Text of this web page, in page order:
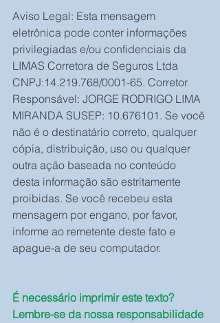
Aviso Legal: Esta mensagem
eletrônica pode conter informações
privilegiadas e/ou confidenciais da
LIMAS Corretora de Seguros Ltda
CNPJ:14.219.768/0001-65. Corretor
Responsável: JORGE RODRIGO LIMA
MIRANDA SUSEP: 10.676101. Se você
não é o destinatário correto, qualquer
cópia, distribuição, uso ou qualquer
outra ação baseada no conteúdo
desta informação são estritamente
proibidas. Se você recebeu esta
mensagem por engano, por favor,
informe ao remetente deste fato e
apague-a de seu computador.
É necessário imprimir este texto?
Lembre-se da nossa responsabilidade